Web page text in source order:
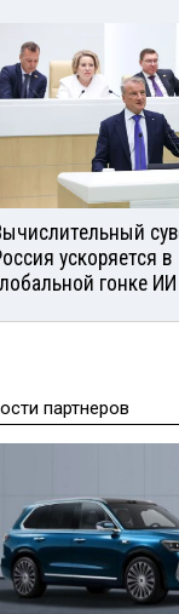
ускоряется в
гонке ИИ
партнеров